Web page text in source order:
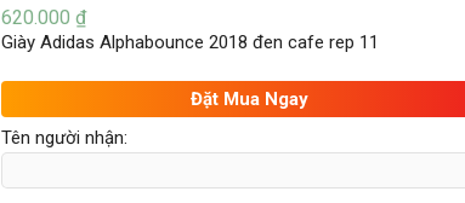
620.000 ₫
Giày Adidas Alphabounce 2018 đen cafe rep 11
Đặt Mua Ngay
Tên người nhận: